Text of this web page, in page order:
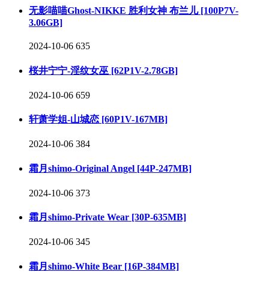
无影喵喵Ghost-NIKKE 胜利女神 布兰儿 [100P7V-
3.06GB]
2024-10-06 635
桜井宁宁-淫纹女巫 [62P1V-2.78GB]
2024-10-06 659
轩萧学姐-山城恋 [60P1V-167MB]
2024-10-06 384
霜月shimo-Original Angel [44P-247MB]
2024-10-06 373
霜月shimo-Private Wear [30P-635MB]
2024-10-06 345
霜月shimo-White Bear [16P-384MB]